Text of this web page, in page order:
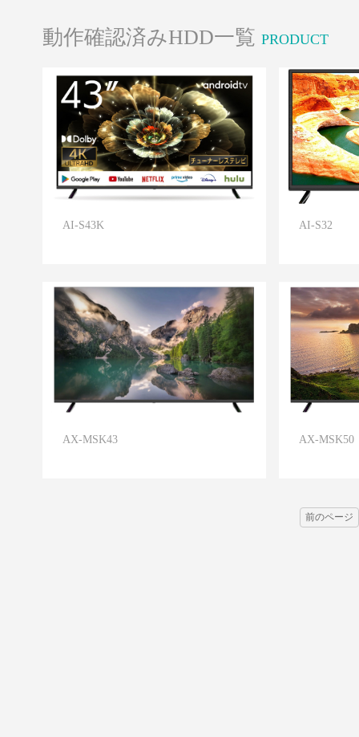
動作確認済みHDD一覧 PRODUCT
AI-S43K AI-S32
AX-MSK43 AX-MSK50
前のページ